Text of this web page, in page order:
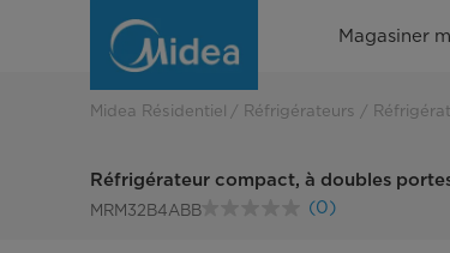
Réfrigérateur
compact
portes
Magasiner
Midea Résidentiel Réfrigérateurs
Réfrigérateur compact, à doubles
MRM32B4ABB
Aucune
(0)